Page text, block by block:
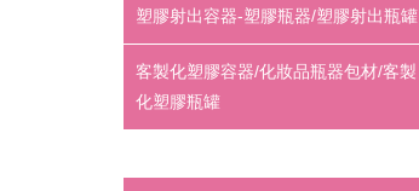
塑膠射出容器-塑膠瓶器/塑膠射出瓶罐
客製化塑膠容器/化妝品瓶器包材/客製
化塑膠瓶罐